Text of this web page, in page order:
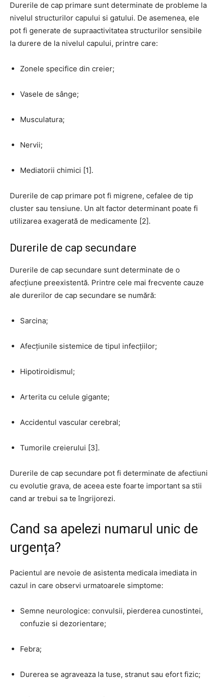
Durerile de cap primare sunt determinate de probleme la
nivelul structurilor capului si gatului. De asemenea, ele
pot fi generate de supraactivitatea structurilor sensibile
la durere de la nivelul capului, printre care:
Zonele specifice din creier;
Vasele de sânge;
Musculatura;
Nervii;
Mediatorii chimici [1].
Durerile de cap primare pot fi migrene, cefalee de tip
cluster sau tensiune. Un alt factor determinant poate fi
utilizarea exagerată de medicamente [2].
Durerile de cap secundare
Durerile de cap secundare sunt determinate de o
afecțiune preexistentă. Printre cele mai frecvente cauze
ale durerilor de cap secundare se numără:
Sarcina;
Afecțiunile sistemice de tipul infecțiilor;
Hipotiroidismul;
Arterita cu celule gigante;
Accidentul vascular cerebral;
Tumorile creierului [3].
Durerile de cap secundare pot fi determinate de afectiuni
cu evolutie grava, de aceea este foarte important sa stii
cand ar trebui sa te îngrijorezi.
Cand sa apelezi numarul unic de
urgența?
Pacientul are nevoie de asistenta medicala imediata in
cazul in care observi urmatoarele simptome:
Semne neurologice: convulsii, pierderea cunostintei,
confuzie si dezorientare;
Febra;
Durerea se agraveaza la tuse, stranut sau efort fizic;